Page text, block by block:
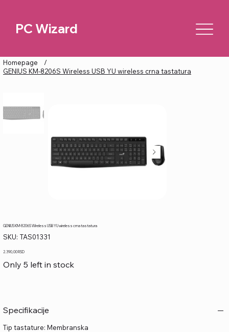
PC Wizard
Homepage
/
GENIUS KM-8206S Wireless USB YU wireless crna tastatura
GENIUS KM-8206S Wireless USB YU wireless crna tastatura
SKU: SKU
TAS01331
TAS01331
Price
2.390,00 RSD
Only 5 left in stock
Specifikacije
Tip tastature: Membranska